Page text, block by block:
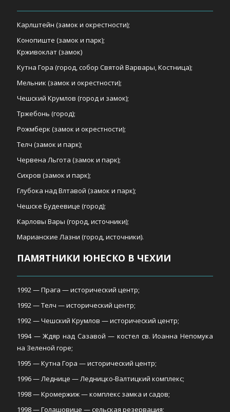
Карлштейн (замок и окрестности);
Конопиште (замок и парк);
Крживоклат (замок)
Кутна Гора (город, собор Святой Варвары, Костница);
Мельник (замок и окрестности);
Чешский Крумлов (город и замок);
Тржебонь (город);
Рожмберк (замок и окрестности);
Телч (замок и парк);
Червена Льгота (замок и парк);
Сихров (замок и парк);
Глубока над Влтавой (замок и парк);
Чешске Будеевице (город);
Карловы Вары (город, источники);
Марианские Лазни (город, источники).
ПАМЯТНИКИ ЮНЕСКО В ЧЕХИИ
1992 — Прага — исторический центр;
1992 — Телч — исторический центр;
1992 — Чешский Крумлов — исторический центр;
1994 — Ждяр над Сазавой — костел св. Иоанна Непомука
на Зеленой горе;
1995 — Кутна Гора — исторический центр;
1996 — Леднице — Ледницко-Валтицкий комплекс;
1998 — Кромержиж — комплекс замка и садов;
1998 — Голашовице — сельская резервация;